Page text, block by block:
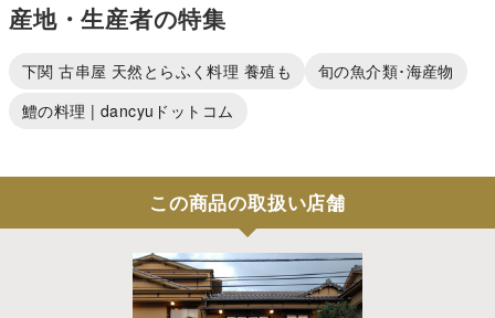
産地・生産者の特集
下関 古串屋 天然とらふく料理 養殖も
旬の魚介類･海産物
鱧の料理 | dancyuドットコム
この商品の取扱い店舗